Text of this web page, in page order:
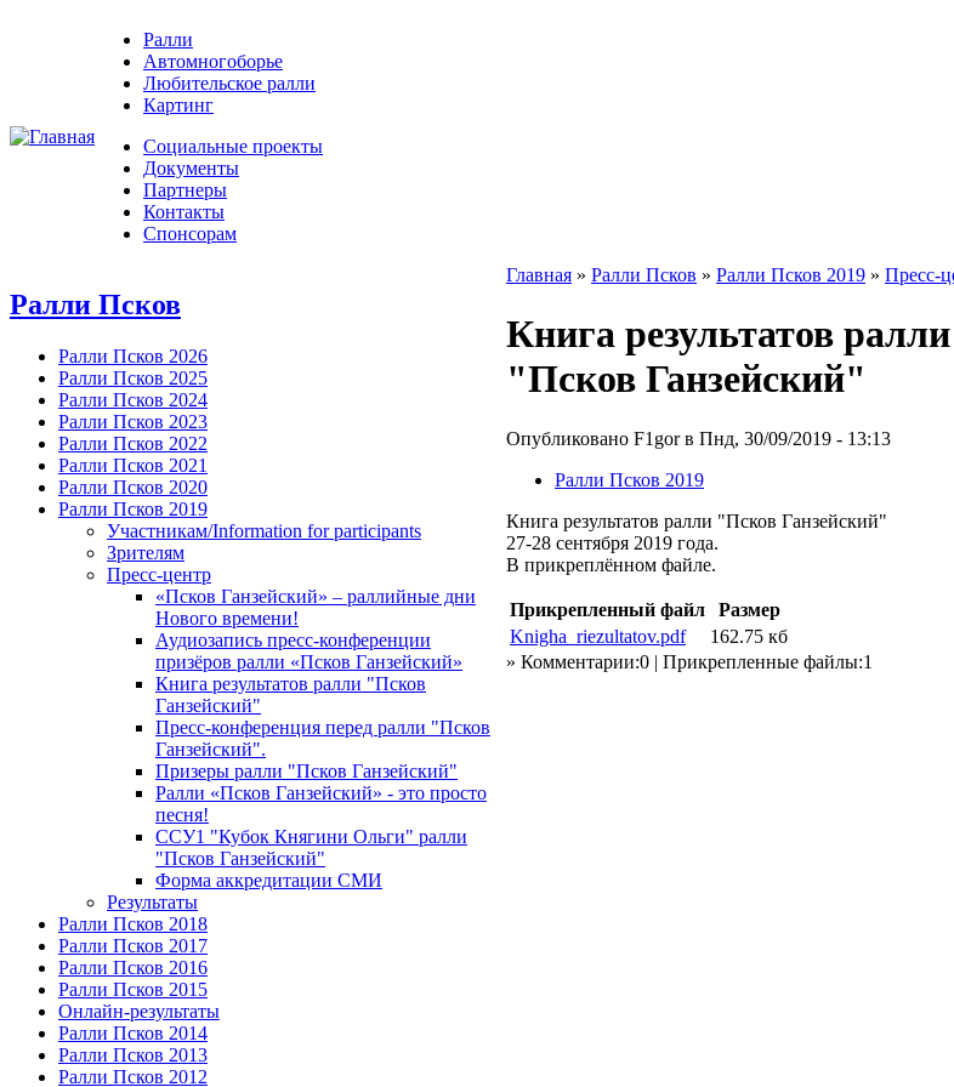
Ралли
Автомногоборье
Любительское ралли
Картинг
Социальные проекты
Документы
Партнеры
Контакты
Спонсорам
Ралли Псков
Ралли Псков 2026
Ралли Псков 2025
Ралли Псков 2024
Ралли Псков 2023
Ралли Псков 2022
Ралли Псков 2021
Ралли Псков 2020
Ралли Псков 2019
Участникам/Information for participants
Зрителям
Пресс-центр
«Псков Ганзейский» – раллийные дни
Нового времени!
Аудиозапись пресс-конференции
призёров ралли «Псков Ганзейский»
Книга результатов ралли "Псков
Ганзейский"
Пресс-конференция перед ралли "Псков
Ганзейский".
Призеры ралли "Псков Ганзейский"
Ралли «Псков Ганзейский» - это просто
песня!
ССУ1 "Кубок Княгини Ольги" ралли
"Псков Ганзейский"
Форма аккредитации СМИ
Результаты
Ралли Псков 2018
Ралли Псков 2017
Ралли Псков 2016
Ралли Псков 2015
Онлайн-результаты
Ралли Псков 2014
Ралли Псков 2013
Ралли Псков 2012
Главная » Ралли Псков » Ралли Псков 2019 » Пресс-
Книга результатов ралли
"Псков Ганзейский"
Опубликовано F1gor в Пнд, 30/09/2019 - 13:13
Ралли Псков 2019
Книга результатов ралли "Псков Ганзейский"
27-28 сентября 2019 года.
В прикреплённом файле.
Прикрепленный файл
Размер
Knigha_riezultatov.pdf
162.75 кб
» Комментарии:0 | Прикрепленные файлы:1